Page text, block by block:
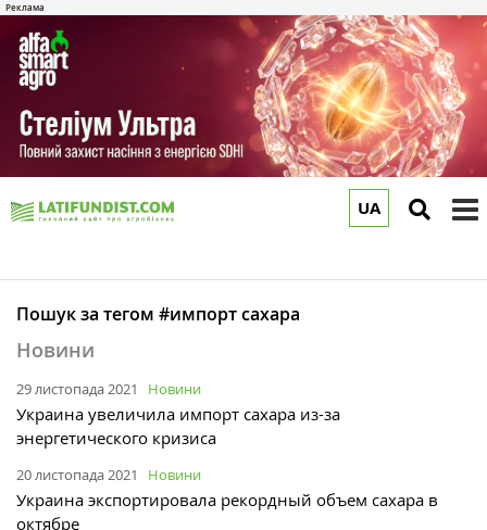
UA
Пошук за тегом #импорт сахара
Новини
29 листопада 2021 Новини
Украина увеличила импорт сахара из-за
энергетического кризиса
20 листопада 2021 Новини
Украина экспортировала рекордный объем сахара в
октябре